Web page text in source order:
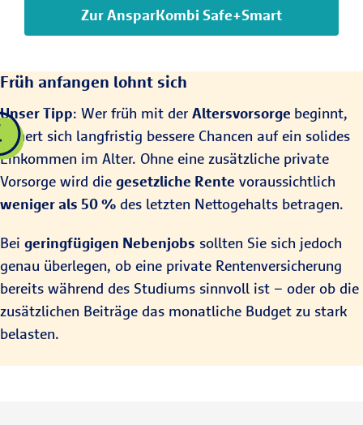
Zur AnsparKombi Safe+Smart
Früh anfangen lohnt sich
Unser Tipp: Wer früh mit der Altersvorsorge beginnt,
sichert sich langfristig bessere Chancen auf ein solides
Einkommen im Alter. Ohne eine zusätzliche private
Vorsorge wird die gesetzliche Rente voraussichtlich
weniger als 50 % des letzten Nettogehalts betragen.
Bei geringfügigen Nebenjobs sollten Sie sich jedoch
genau überlegen, ob eine private Rentenversicherung
bereits während des Studiums sinnvoll ist – oder ob die
zusätzlichen Beiträge das monatliche Budget zu stark
belasten.